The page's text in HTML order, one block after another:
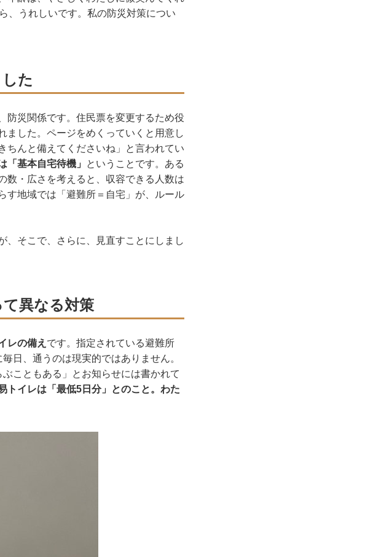
、うれしいです。私の防災対策につい
た
防災関係です。住民票を変更するため役
ました。ページをめくっていくと用意し
ちんと備えてくださいね」と言われてい
「基本自宅待機」
ということです。ある
数・広さを考えると、収容できる人数は
す地域では「避難所＝自宅」が、ルール
、そこで、さらに、見直すことにしまし
異なる対策
レの備え です。指定されている避難所
日、通うのは現実的ではありません。
こともある」とお知らせには書かれて
トイレは「最低5日分」とのこと。わた